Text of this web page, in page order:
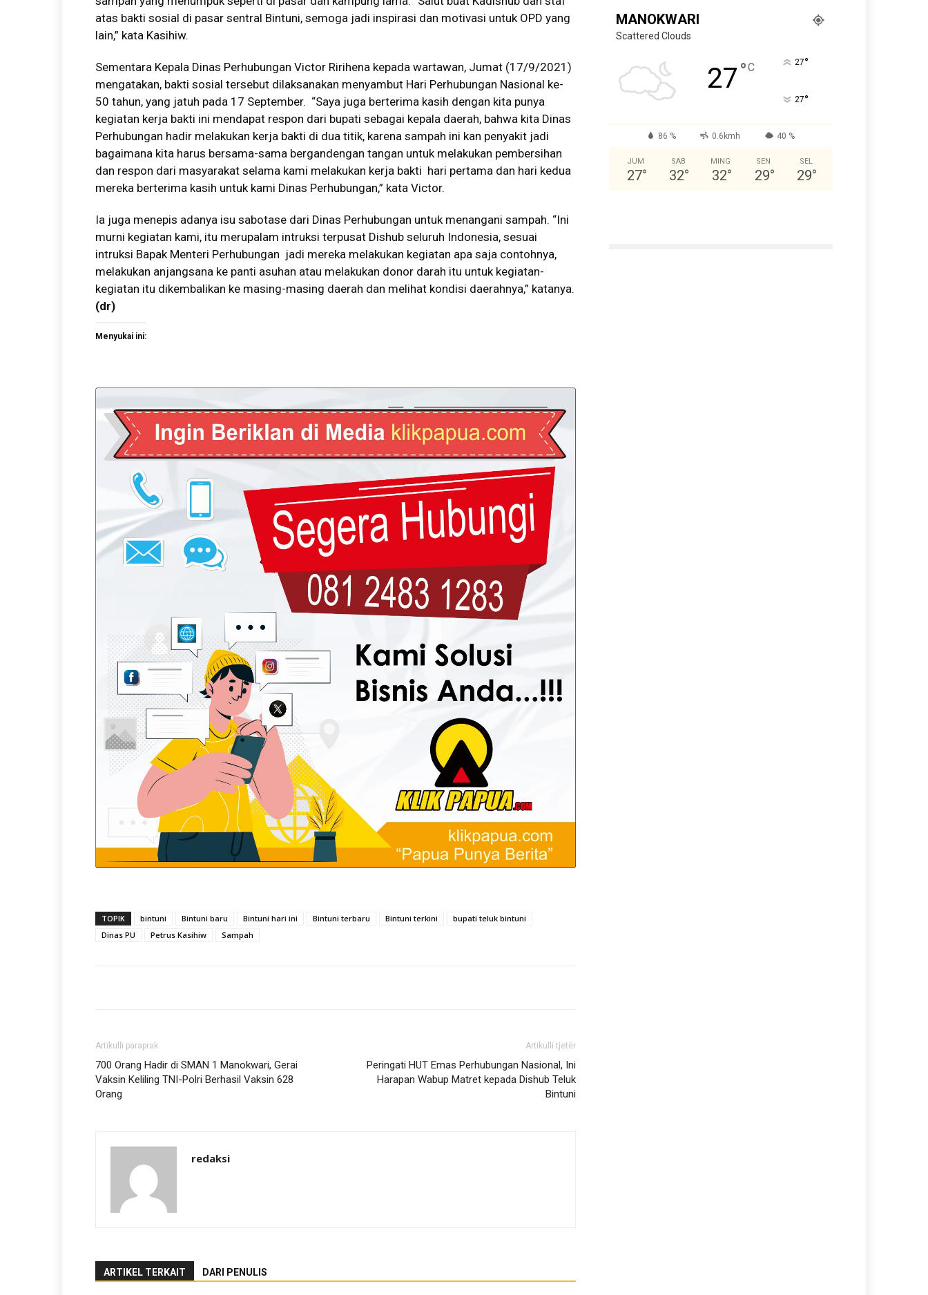
atas bakti sosial di pasar sentral Bintuni, semoga jadi inspirasi dan motivasi untuk OPD yang
lain,” kata Kasihiw.
Sementara Kepala Dinas Perhubungan Victor Ririhena kepada wartawan, Jumat (17/9/2021)
mengatakan, bakti sosial tersebut dilaksanakan menyambut Hari Perhubungan Nasional ke-
50 tahun, yang jatuh pada 17 September. “Saya juga berterima kasih dengan kita punya
kegiatan kerja bakti ini mendapat respon dari bupati sebagai kepala daerah, bahwa kita Dinas
Perhubungan hadir melakukan kerja bakti di dua titik, karena sampah ini kan penyakit jadi
bagaimana kita harus bersama-sama bergandengan tangan untuk melakukan pembersihan
dan respon dari masyarakat selama kami melakukan kerja bakti hari pertama dan hari kedua
mereka berterima kasih untuk kami Dinas Perhubungan,” kata Victor.
Ia juga menepis adanya isu sabotase dari Dinas Perhubungan untuk menangani sampah. “Ini
murni kegiatan kami, itu merupalam intruksi terpusat Dishub seluruh Indonesia, sesuai
intruksi Bapak Menteri Perhubungan jadi mereka melakukan kegiatan apa saja contohnya,
melakukan anjangsana ke panti asuhan atau melakukan donor darah itu untuk kegiatan-
kegiatan itu dikembalikan ke masing-masing daerah dan melihat kondisi daerahnya,” katanya.
(dr)
Menyukai ini:
TOPIK bintuni Bintuni baru Bintuni hari ini Bintuni terbaru Bintuni terkini
bupati teluk bintuni
Dinas PU
Petrus Kasihiw Sampah
Artikulli paraprak
700 Orang Hadir di SMAN 1 Manokwari, Gerai
Vaksin Keliling TNI-Polri Berhasil Vaksin 628
Orang
Artikulli tjetër
Peringati HUT Emas Perhubungan Nasional, Ini
Harapan Wabup Matret kepada Dishub Teluk
Bintuni
redaksi
ARTIKEL TERKAIT DARI PENULIS
MANOKWARI
Scattered Clouds
27°C 27°
27°
86 % 0.6kmh 40 %
JUM
27°
SAB
32°
MING
32°
SEN
29°
SEL
29°